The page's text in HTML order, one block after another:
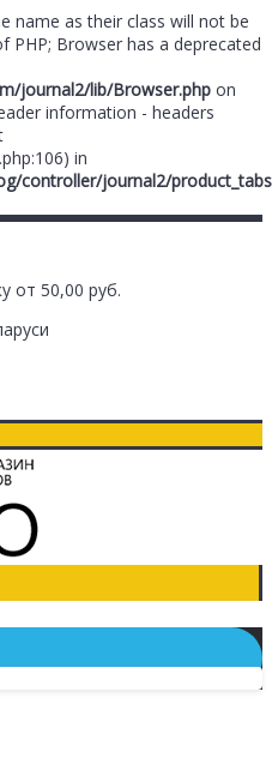
name as their class will not be
Browser has a deprecated
journal2/lib/Browser.php on
information - headers
in
controller/journal2/
от 50,00 руб.